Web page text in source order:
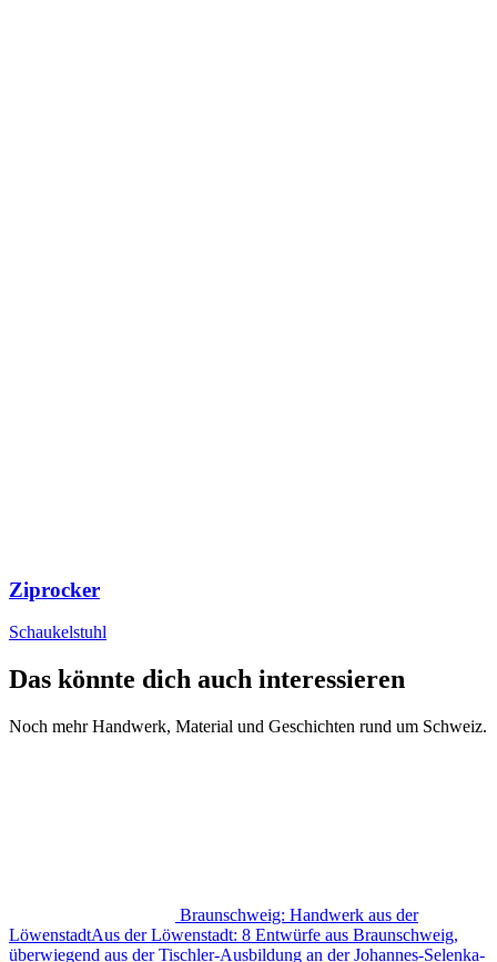
Ziprocker
Schaukelstuhl
Das könnte dich auch interessieren
Noch mehr Handwerk, Material und Geschichten rund um Schweiz.
Braunschweig: Handwerk aus der
LöwenstadtAus der Löwenstadt: 8 Entwürfe aus Braunschweig,
überwiegend aus der Tischler-Ausbildung an der Johannes-Selenka-